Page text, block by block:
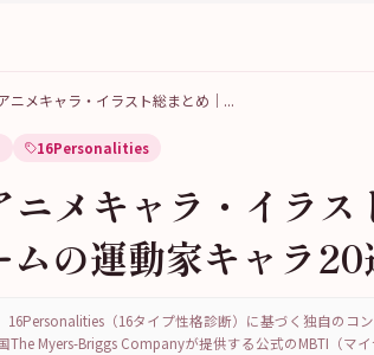
ニメキャラ・イラスト総まとめ｜ ...
16Personalities
メキャラ・イラス
ムの運動家キャラ20
16Personalities（16タイプ性格診断）に基づく独自のコ
The Myers-Briggs Companyが提供する公式のMBTI（マ